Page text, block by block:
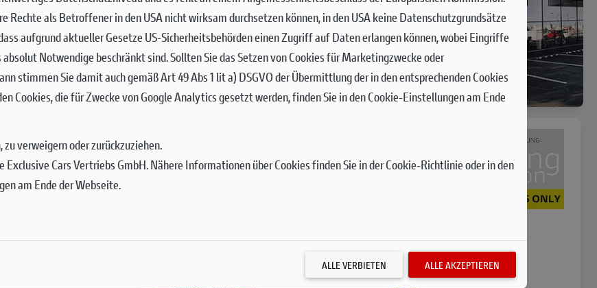
office.krems@bikefactory.at
www.bikefactory.at
AUF KARTE
DETAILS
ZWEIRAD
HAUTHALER
Rechte als Betroffener in den USA nicht wirksam durchsetzen können, in den USA keine Datenschutzgrundsätze
aufgrund aktueller Gesetze US-Sicherheitsbehörden einen Zugriff auf Daten erlangen können, wobei Eingriffe
Notwendige beschränkt sind.Sollten Sie das Setzen von Cookies für Marketingzwecke oder
stimmen Sie damit auch gemäß Art 49 Abs 1 lit a) DSGVO der Übermittlung der in den entsprechenden Cookies
Cookies, die für Zwecke von Google Analytics gesetzt werden, finden Sie in den Cookie-Einstellungen am Ende
verweigern oder zurückzuziehen.
Cars Vertriebs GmbH. Nähere Informationen über Cookies finden Sie in der Cookie-Richtlinie oder in den
am Ende der Webseite.
ALLE VERBIETEN ALLE AKZEPTIEREN